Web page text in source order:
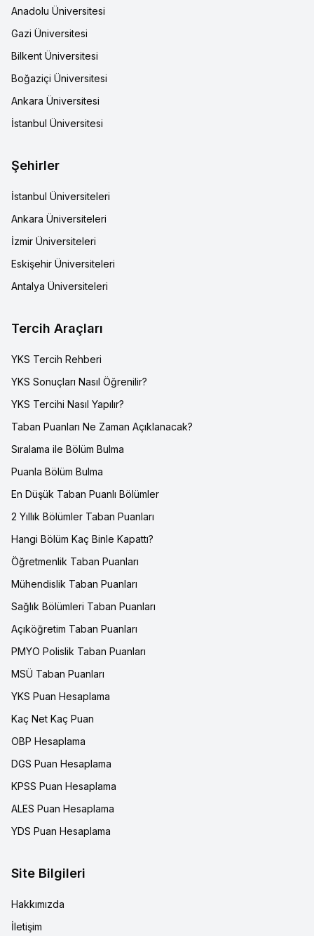
Anadolu Üniversitesi
Gazi Üniversitesi
Bilkent Üniversitesi
Boğaziçi Üniversitesi
Ankara Üniversitesi
İstanbul Üniversitesi
Şehirler
İstanbul Üniversiteleri
Ankara Üniversiteleri
İzmir Üniversiteleri
Eskişehir Üniversiteleri
Antalya Üniversiteleri
Tercih Araçları
YKS Tercih Rehberi
YKS Sonuçları Nasıl Öğrenilir?
YKS Tercihi Nasıl Yapılır?
Taban Puanları Ne Zaman Açıklanacak?
Sıralama ile Bölüm Bulma
Puanla Bölüm Bulma
En Düşük Taban Puanlı Bölümler
2 Yıllık Bölümler Taban Puanları
Hangi Bölüm Kaç Binle Kapattı?
Öğretmenlik Taban Puanları
Mühendislik Taban Puanları
Sağlık Bölümleri Taban Puanları
Açıköğretim Taban Puanları
PMYO Polislik Taban Puanları
MSÜ Taban Puanları
YKS Puan Hesaplama
Kaç Net Kaç Puan
OBP Hesaplama
DGS Puan Hesaplama
KPSS Puan Hesaplama
ALES Puan Hesaplama
YDS Puan Hesaplama
Site Bilgileri
Hakkımızda
İletişim